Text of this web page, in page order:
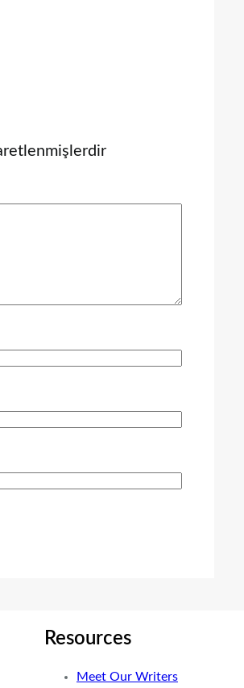
Resources
Meet Our Writers